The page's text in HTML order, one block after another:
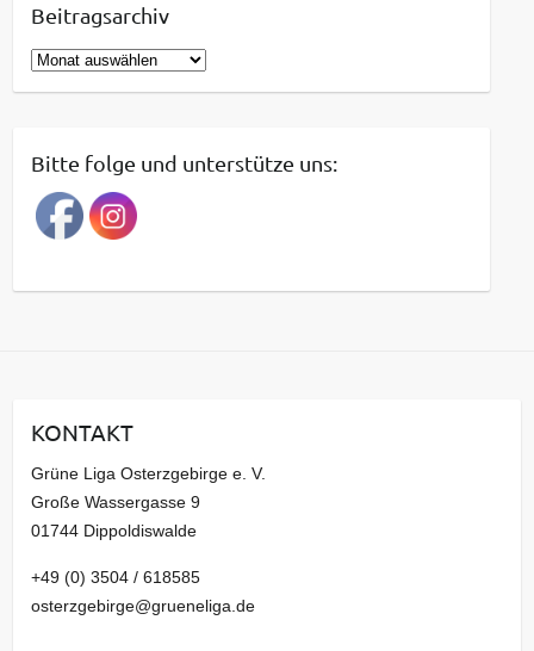
Beitragsarchiv
B
e
r
a
g
a
v
Bitte folge und unterstütze uns:
KONTAKT
Grüne Liga Osterzgebirge e. V.
Große Wassergasse 9
01744 Dippoldiswalde
+49 (0) 3504 / 618585
osterzgebirge@grueneliga.de